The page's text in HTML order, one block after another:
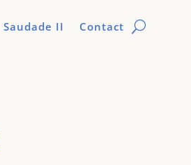
Saudade II Contact